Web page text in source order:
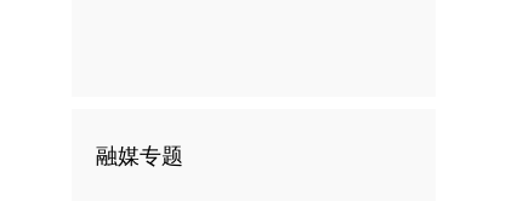
融媒专题